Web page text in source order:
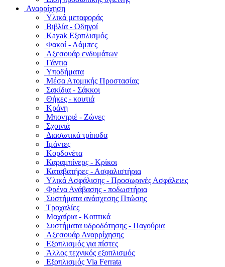
Αναρρίχηση
Υλικά μεταφοράς
Βιβλία - Οδηγοί
Kayak Εξοπλισμός
Φακοί - Λάμπες
Αξεσουάρ ενδυμάτων
Γάντια
Υποδήματα
Μέσα Ατομικής Προστασίας
Σακίδια - Σάκκοι
Θήκες - κουτιά
Κράνη
Μποντριέ - Ζώνες
Σχοινιά
Διασωτικά τρίποδα
Ιμάντες
Κορδονέτα
Καραμπίνερς - Κρίκοι
Καταβατήρες - Ασφαλιστήρια
Υλικά Ασφάλισης - Προσωρινές Ασφάλειες
Φρένα Ανάβασης - ποδωστήρια
Συστήματα ανάσχεσης Πτώσης
Τροχαλίες
Μαχαίρια - Κοπτικά
Συστήματα υδροδότησης - Παγούρια
Αξεσουάρ Αναρρίχησης
Εξοπλισμός για πίστες
Άλλος τεχνικός εξοπλισμός
Εξοπλισμός Via Ferrata